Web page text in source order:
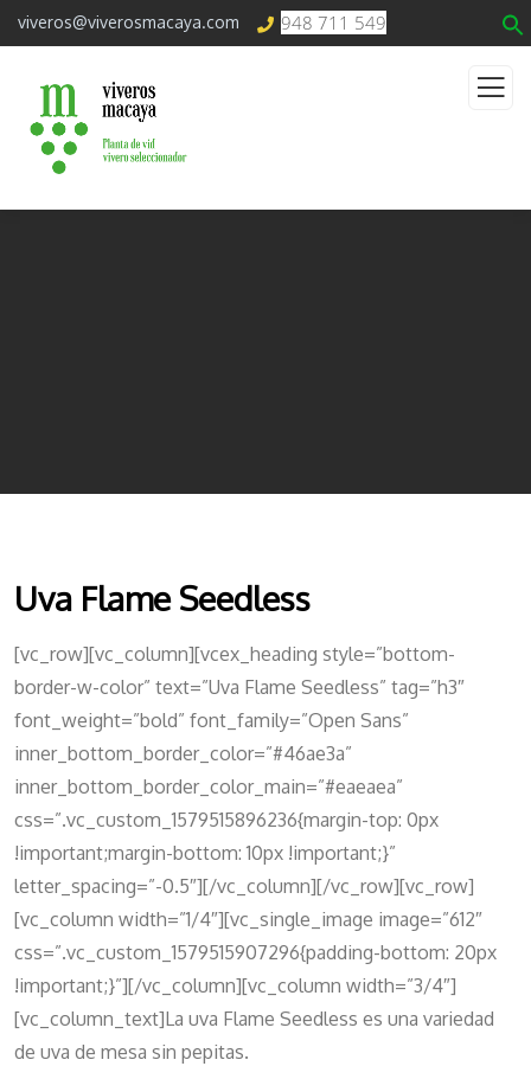
viveros@viverosmacaya.com 948 711 549
Uva Flame Seedless
[vc_row][vc_column][vcex_heading style=”bottom-
border-w-color” text=”Uva Flame Seedless” tag=”h3″
font_weight=”bold” font_family=”Open Sans”
inner_bottom_border_color=”#46ae3a”
inner_bottom_border_color_main=”#eaeaea”
css=”.vc_custom_1579515896236{margin-top: 0px
!important;margin-bottom: 10px !important;}”
letter_spacing=”-0.5″][/vc_column][/vc_row][vc_row]
[vc_column width=”1/4″][vc_single_image image=”612″
css=”.vc_custom_1579515907296{padding-bottom: 20px
!important;}”][/vc_column][vc_column width=”3/4″]
[vc_column_text]La uva Flame Seedless es una variedad
de uva de mesa sin pepitas.